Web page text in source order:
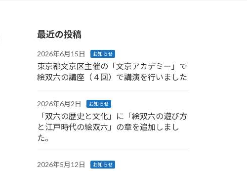
最近の投稿
2026年6月15日 お知らせ
東京都文京区主催の「文京アカデミー」で
絵双六の講座（４回）で講演を行いました
2026年6月2日 お知らせ
「双六の歴史と文化」に「絵双六の遊び方
と江戸時代の絵双六」の章を追加しまし
た。
2026年5月12日 お知らせ